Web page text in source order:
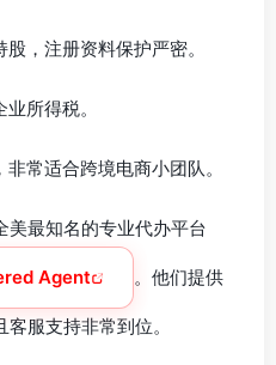
股，注册资料保护严密。
所得税。
非常适合跨境电商小团队。
美最知名的专业代办平台
Agent 。他们提供
服支持非常到位。